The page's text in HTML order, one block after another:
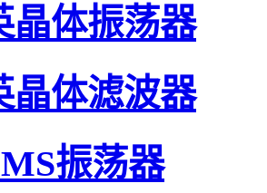
振,IL3X环保晶振,IL3X-HX5F12.5-
晶体振荡器
晶体滤波器
振荡器